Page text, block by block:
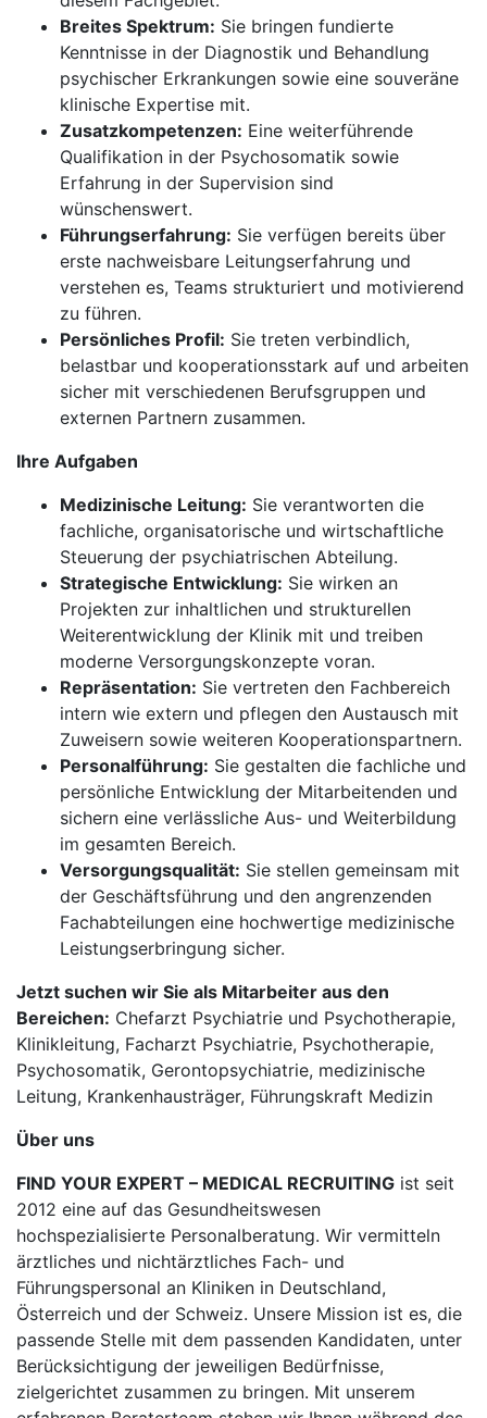
Breites Spektrum: Sie bringen fundierte
Kenntnisse in der Diagnostik und Behandlung
psychischer Erkrankungen sowie eine souveräne
klinische Expertise mit.
Zusatzkompetenzen: Eine weiterführende
Qualifikation in der Psychosomatik sowie
Erfahrung in der Supervision sind
wünschenswert.
Führungserfahrung: Sie verfügen bereits über
erste nachweisbare Leitungserfahrung und
verstehen es, Teams strukturiert und motivierend
zu führen.
Persönliches Profil: Sie treten verbindlich,
belastbar und kooperationsstark auf und arbeiten
sicher mit verschiedenen Berufsgruppen und
externen Partnern zusammen.
Ihre Aufgaben
Medizinische Leitung: Sie verantworten die
fachliche, organisatorische und wirtschaftliche
Steuerung der psychiatrischen Abteilung.
Strategische Entwicklung: Sie wirken an
Projekten zur inhaltlichen und strukturellen
Weiterentwicklung der Klinik mit und treiben
moderne Versorgungskonzepte voran.
Repräsentation: Sie vertreten den Fachbereich
intern wie extern und pflegen den Austausch mit
Zuweisern sowie weiteren Kooperationspartnern.
Personalführung: Sie gestalten die fachliche und
persönliche Entwicklung der Mitarbeitenden und
sichern eine verlässliche Aus- und Weiterbildung
im gesamten Bereich.
Versorgungsqualität: Sie stellen gemeinsam mit
der Geschäftsführung und den angrenzenden
Fachabteilungen eine hochwertige medizinische
Leistungserbringung sicher.
Jetzt suchen wir Sie als Mitarbeiter aus den
Bereichen: Chefarzt Psychiatrie und Psychotherapie,
Klinikleitung, Facharzt Psychiatrie, Psychotherapie,
Psychosomatik, Gerontopsychiatrie, medizinische
Leitung, Krankenhausträger, Führungskraft Medizin
Über uns
FIND YOUR EXPERT – MEDICAL RECRUITING ist seit
2012 eine auf das Gesundheitswesen
hochspezialisierte Personalberatung. Wir vermitteln
ärztliches und nichtärztliches Fach- und
Führungspersonal an Kliniken in Deutschland,
Österreich und der Schweiz. Unsere Mission ist es, die
passende Stelle mit dem passenden Kandidaten, unter
Berücksichtigung der jeweiligen Bedürfnisse,
zielgerichtet zusammen zu bringen. Mit unserem